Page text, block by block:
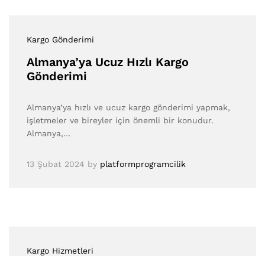
Kargo Gönderimi
Almanya’ya Ucuz Hızlı Kargo
Gönderimi
Almanya’ya hızlı ve ucuz kargo gönderimi yapmak,
işletmeler ve bireyler için önemli bir konudur.
Almanya,…
13 Şubat 2024 by platformprogramcilik
Kargo Hizmetleri